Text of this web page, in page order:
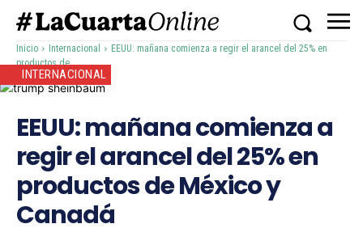
Inicio Internacional
EEUU: mañana comienza a regir el arancel del 25% en
productos de...
INTERNACIONAL
EEUU: mañana comienza a
regir el arancel del 25% en
productos de México y
Canadá